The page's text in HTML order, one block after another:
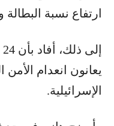
ارتفاع نسبة البطالة
يعانون انعدام
الإسرائيلية.